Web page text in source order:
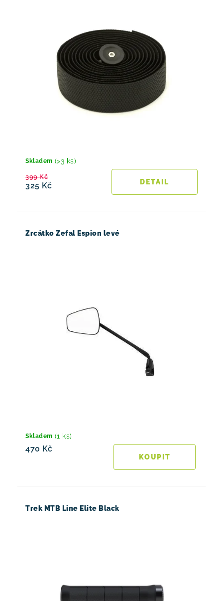
Skladem (>3 ks)
325 Kč
399 Kč
Zrcátko Zefal Espion levé
Skladem (1 ks)
470 Kč
Trek MTB Line Elite Black